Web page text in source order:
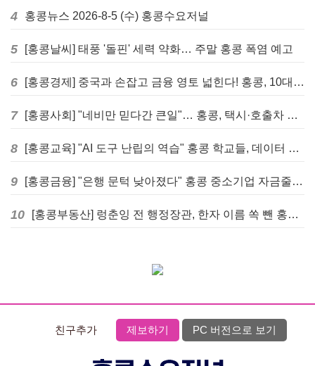
4 홍콩뉴스 2026-8-5 (수) 홍콩수요저널
5 [홍콩날씨] 태풍 '돌핀' 세력 약화… 주말 홍콩 폭염 예고
6 [홍콩경제] 중국과 손잡고 금융 영토 넓힌다! 홍콩, 10대 신규 정책 발표
7 [홍콩사회] "네비만 믿다간 큰일"… 홍콩, 택시·호출차 통합 시험 도입하며 규제 본격화
8 [홍콩교육] "AI 도구 난립의 역습" 홍콩 학교들, 데이터 고립에 교육 효과 평가 비상
9 [홍콩금융] "은행 문턱 낮아졌다" 홍콩 중소기업 자금줄 숨통 트이나… HKMA "2분기 신용 조건 안정적"
10 [홍콩부동산] 렁춘잉 전 행정장관, 한자 이름 쏙 뺀 홍콩 고급 아파트 단지들에 쓴소리
친구추가 제보하기 PC 버전으로 보기